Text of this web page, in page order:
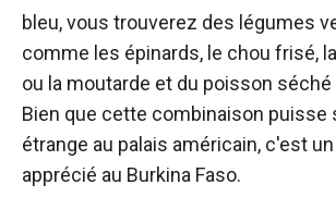
bleu, vous trouverez des légumes
comme les épinards, le chou frisé,
ou la moutarde et du poisson séché
Bien que cette combinaison puisse
étrange au palais américain, c'est
apprécié au Burkina Faso.